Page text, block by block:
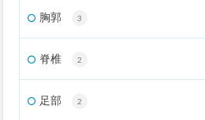
胸郭 3
脊椎 2
足部 2